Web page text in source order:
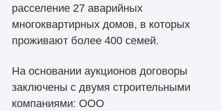
расселение 27 аварийных
многоквартирных домов, в которых
проживают более 400 семей.
На основании аукционов договоры
заключены с двумя строительными
компаниями: ООО